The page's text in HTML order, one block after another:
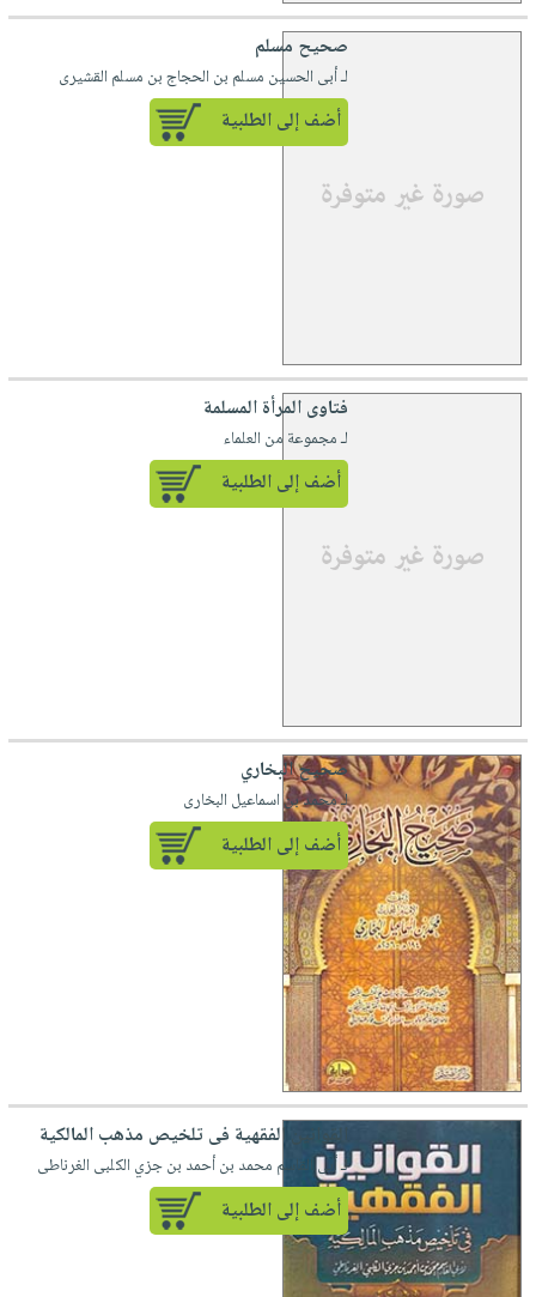
صحيح مسلم
لـ أبى الحسين مسلم بن الحجاج بن مسلم القشيرى
أضف إلى الطلبية
فتاوى المرأة المسلمة
لـ مجموعة من العلماء
أضف إلى الطلبية
صحيح البخاري
لـ محمد بن اسماعيل البخارى
أضف إلى الطلبية
القوانين الفقهية فى تلخيص مذهب المالكية
لـ أبى القاسم محمد بن أحمد بن جزي الكلبى الغرناطى
أضف إلى الطلبية